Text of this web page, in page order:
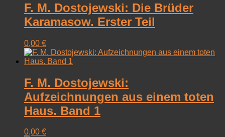
F. M. Dostojewski: Die Brüder
Karamasow. Erster Teil
0,00 €
F. M. Dostojewski:
Aufzeichnungen aus einem toten
Haus. Band 1
0,00 €